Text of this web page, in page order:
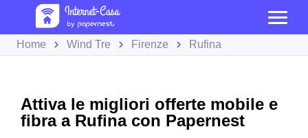
Home Wind Tre Firenze Rufina